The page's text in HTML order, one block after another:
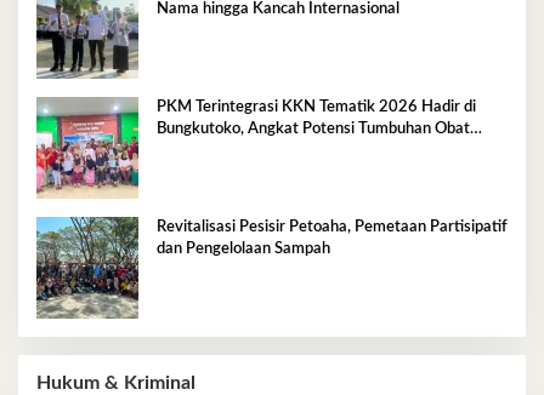
Nama hingga Kancah Internasional
PKM Terintegrasi KKN Tematik 2026 Hadir di
Bungkutoko, Angkat Potensi Tumbuhan Obat
Revitalisasi Pesisir Petoaha, Pemetaan Partisipatif
dan Pengelolaan Sampah
Hukum & Kriminal